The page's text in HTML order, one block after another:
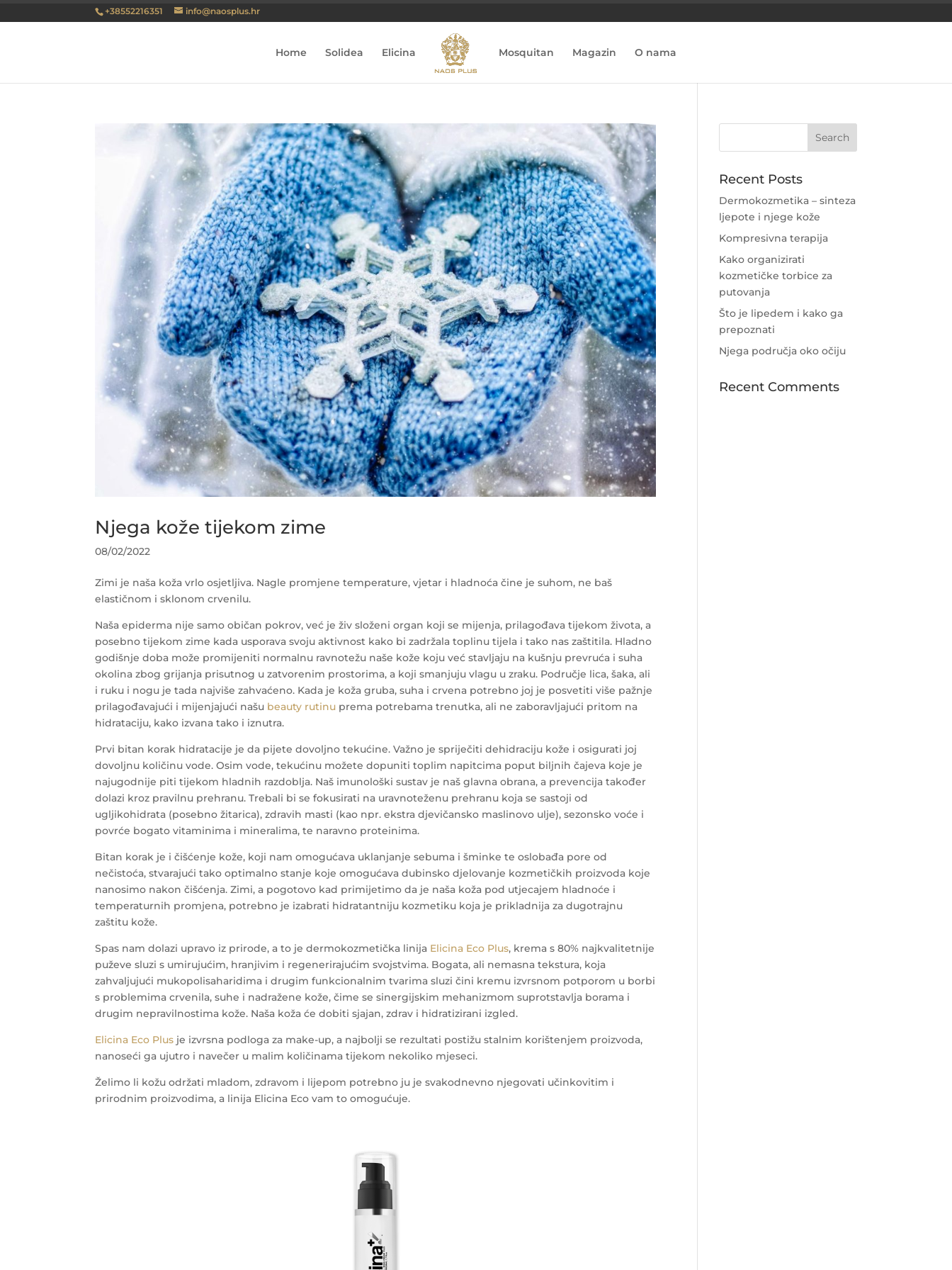
+38552216351 info@naosplus.hr
Home Solidea Elicina Mosquitan Magazin O nama
Njega kože tijekom zime
08/02/2022
Zimi je naša koža vrlo osjetljiva. Nagle promjene temperature, vjetar i hladnoća čine je suhom, ne baš
elastičnom i sklonom crvenilu.
Naša epiderma nije samo običan pokrov, već je živ složeni organ koji se mijenja, prilagođava tijekom života, a
posebno tijekom zime kada usporava svoju aktivnost kako bi zadržala toplinu tijela i tako nas zaštitila. Hladno
godišnje doba može promijeniti normalnu ravnotežu naše kože koju već stavljaju na kušnju prevruća i suha
okolina zbog grijanja prisutnog u zatvorenim prostorima, a koji smanjuju vlagu u zraku. Područje lica, šaka, ali
i ruku i nogu je tada najviše zahvaćeno. Kada je koža gruba, suha i crvena potrebno joj je posvetiti više pažnje
prilagođavajući i mijenjajući našu beauty rutinu prema potrebama trenutka, ali ne zaboravljajući pritom na
hidrataciju, kako izvana tako i iznutra.
Prvi bitan korak hidratacije je da pijete dovoljno tekućine. Važno je spriječiti dehidraciju kože i osigurati joj
dovoljnu količinu vode. Osim vode, tekućinu možete dopuniti toplim napitcima poput biljnih čajeva koje je
najugodnije piti tijekom hladnih razdoblja. Naš imunološki sustav je naš glavna obrana, a prevencija također
dolazi kroz pravilnu prehranu. Trebali bi se fokusirati na uravnoteženu prehranu koja se sastoji od
ugljikohidrata (posebno žitarica), zdravih masti (kao npr. ekstra djevičansko maslinovo ulje), sezonsko voće i
povrće bogato vitaminima i mineralima, te naravno proteinima.
Bitan korak je i čišćenje kože, koji nam omogućava uklanjanje sebuma i šminke te oslobađa pore od
nečistoća, stvarajući tako optimalno stanje koje omogućava dubinsko djelovanje kozmetičkih proizvoda koje
nanosimo nakon čišćenja. Zimi, a pogotovo kad primijetimo da je naša koža pod utjecajem hladnoće i
temperaturnih promjena, potrebno je izabrati hidratantniju kozmetiku koja je prikladnija za dugotrajnu
zaštitu kože.
Spas nam dolazi upravo iz prirode, a to je dermokozmetička linija Elicina Eco Plus, krema s 80% najkvalitetnije
puževe sluzi s umirujućim, hranjivim i regenerirajućim svojstvima. Bogata, ali nemasna tekstura, koja
zahvaljujući mukopolisaharidima i drugim funkcionalnim tvarima sluzi čini kremu izvrsnom potporom u borbi
s problemima crvenila, suhe i nadražene kože, čime se sinergijskim mehanizmom suprotstavlja borama i
drugim nepravilnostima kože. Naša koža će dobiti sjajan, zdrav i hidratizirani izgled.
Elicina Eco Plus je izvrsna podloga za make-up, a najbolji se rezultati postižu stalnim korištenjem proizvoda,
nanoseći ga ujutro i navečer u malim količinama tijekom nekoliko mjeseci.
Želimo li kožu održati mladom, zdravom i lijepom potrebno ju je svakodnevno njegovati učinkovitim i
prirodnim proizvodima, a linija Elicina Eco vam to omogućuje.
Recent Posts
Dermokozmetika – sinteza
ljepote i njege kože
Kompresivna terapija
Kako organizirati
kozmetičke torbice za
putovanja
Što je lipedem i kako ga
prepoznati
Njega područja oko očiju
Recent Comments